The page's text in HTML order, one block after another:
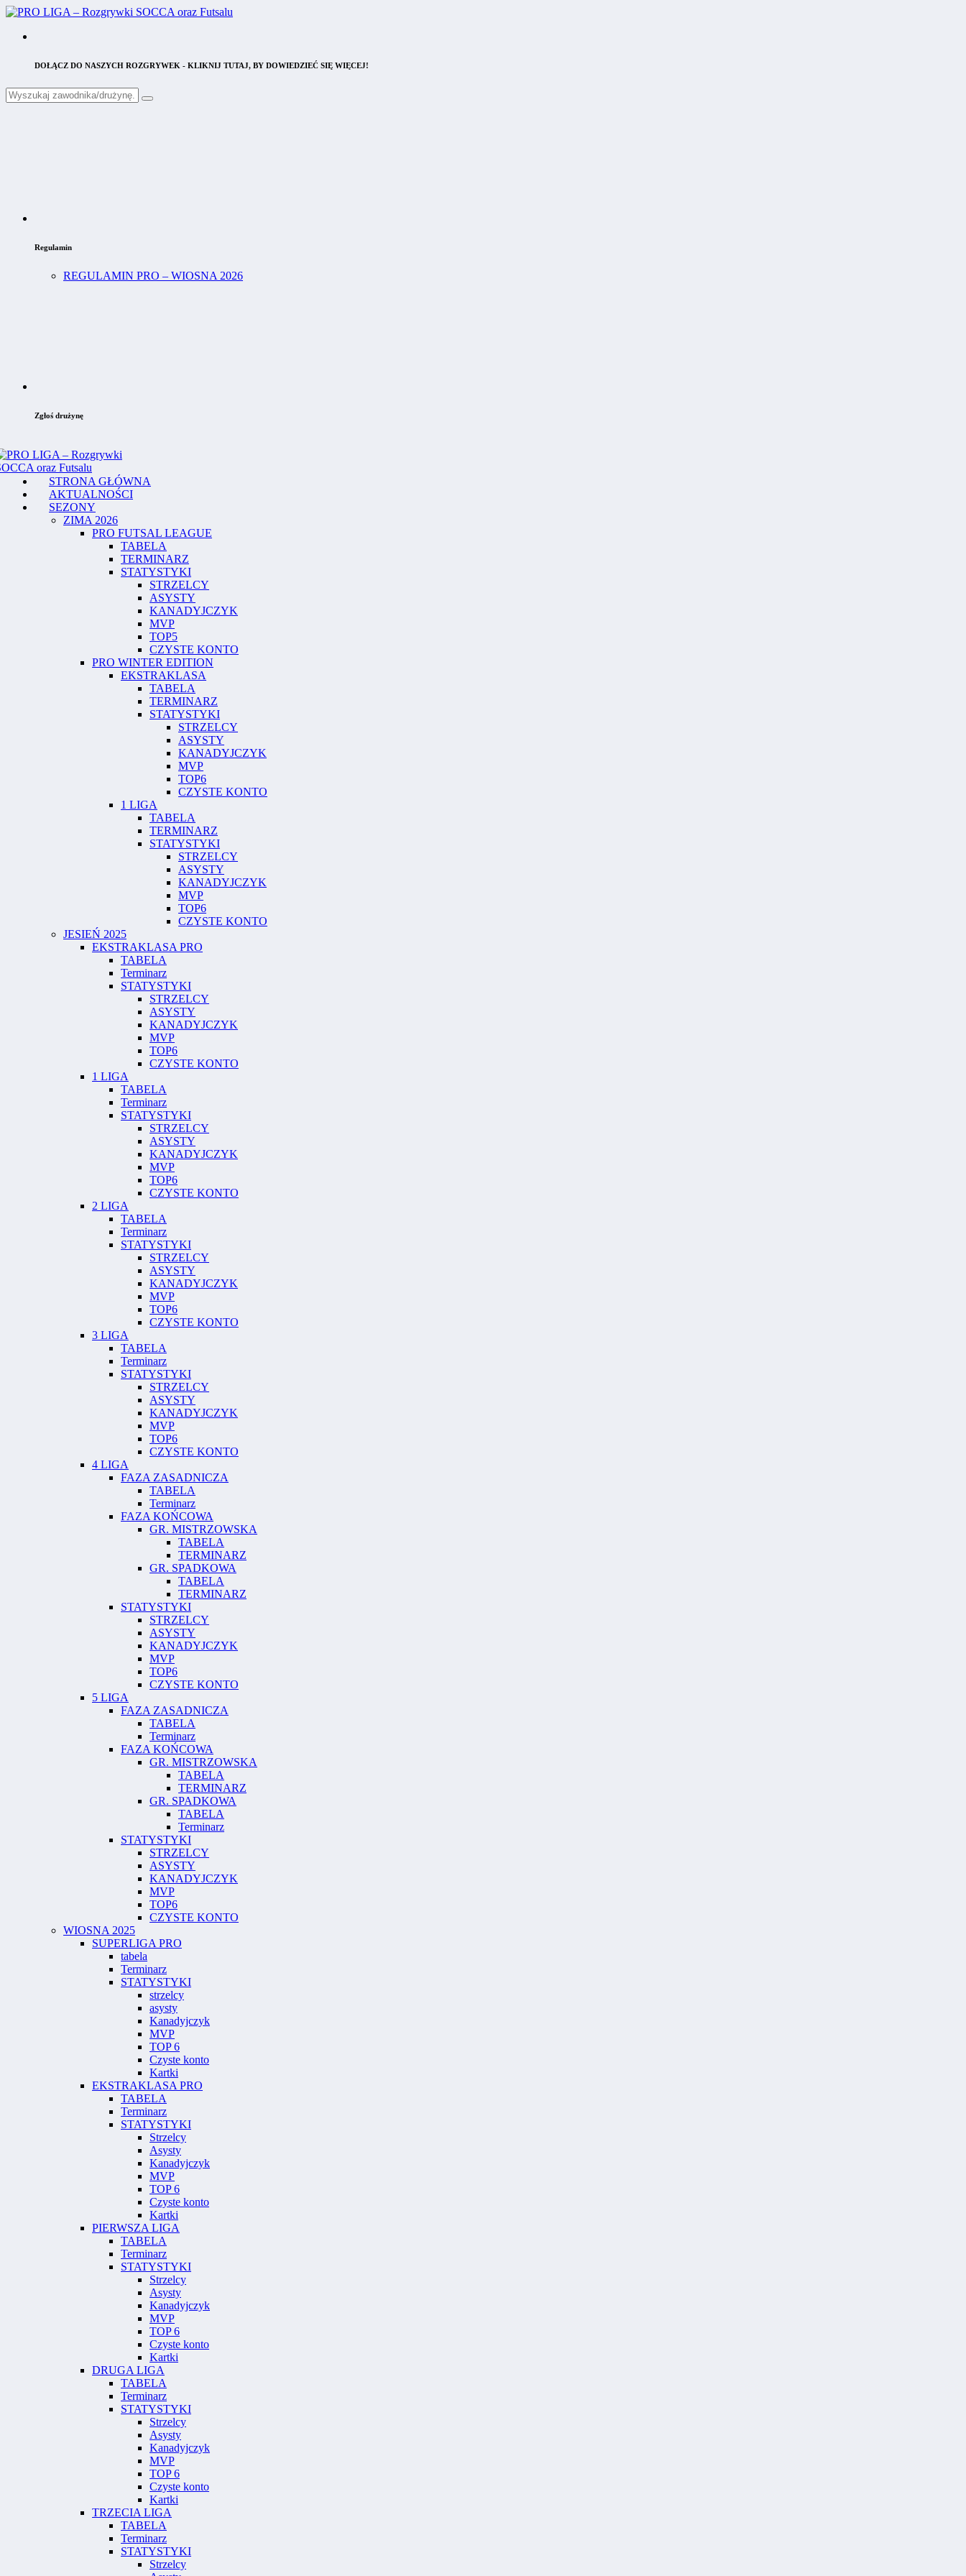
DOŁĄCZ DO NASZYCH ROZGRYWEK - KLIKNIJ TUTAJ, BY DOWIEDZIEĆ SIĘ WIĘCEJ!
Regulamin
REGULAMIN PRO – WIOSNA 2026
Zgłoś drużynę
STRONA GŁÓWNA
AKTUALNOŚCI
SEZONY
ZIMA 2026
PRO FUTSAL LEAGUE
TABELA
TERMINARZ
STATYSTYKI
STRZELCY
ASYSTY
KANADYJCZYK
MVP
TOP5
CZYSTE KONTO
PRO WINTER EDITION
EKSTRAKLASA
TABELA
TERMINARZ
STATYSTYKI
STRZELCY
ASYSTY
KANADYJCZYK
MVP
TOP6
CZYSTE KONTO
1 LIGA
TABELA
TERMINARZ
STATYSTYKI
STRZELCY
ASYSTY
KANADYJCZYK
MVP
TOP6
CZYSTE KONTO
JESIEŃ 2025
EKSTRAKLASA PRO
TABELA
Terminarz
STATYSTYKI
STRZELCY
ASYSTY
KANADYJCZYK
MVP
TOP6
CZYSTE KONTO
1 LIGA
TABELA
Terminarz
STATYSTYKI
STRZELCY
ASYSTY
KANADYJCZYK
MVP
TOP6
CZYSTE KONTO
2 LIGA
TABELA
Terminarz
STATYSTYKI
STRZELCY
ASYSTY
KANADYJCZYK
MVP
TOP6
CZYSTE KONTO
3 LIGA
TABELA
Terminarz
STATYSTYKI
STRZELCY
ASYSTY
KANADYJCZYK
MVP
TOP6
CZYSTE KONTO
4 LIGA
FAZA ZASADNICZA
TABELA
Terminarz
FAZA KOŃCOWA
GR. MISTRZOWSKA
TABELA
TERMINARZ
GR. SPADKOWA
TABELA
TERMINARZ
STATYSTYKI
STRZELCY
ASYSTY
KANADYJCZYK
MVP
TOP6
CZYSTE KONTO
5 LIGA
FAZA ZASADNICZA
TABELA
Terminarz
FAZA KOŃCOWA
GR. MISTRZOWSKA
TABELA
TERMINARZ
GR. SPADKOWA
TABELA
Terminarz
STATYSTYKI
STRZELCY
ASYSTY
KANADYJCZYK
MVP
TOP6
CZYSTE KONTO
WIOSNA 2025
SUPERLIGA PRO
tabela
Terminarz
STATYSTYKI
strzelcy
asysty
Kanadyjczyk
MVP
TOP 6
Czyste konto
Kartki
EKSTRAKLASA PRO
TABELA
Terminarz
STATYSTYKI
Strzelcy
Asysty
Kanadyjczyk
MVP
TOP 6
Czyste konto
Kartki
PIERWSZA LIGA
TABELA
Terminarz
STATYSTYKI
Strzelcy
Asysty
Kanadyjczyk
MVP
TOP 6
Czyste konto
Kartki
DRUGA LIGA
TABELA
Terminarz
STATYSTYKI
Strzelcy
Asysty
Kanadyjczyk
MVP
TOP 6
Czyste konto
Kartki
TRZECIA LIGA
TABELA
Terminarz
STATYSTYKI
Strzelcy